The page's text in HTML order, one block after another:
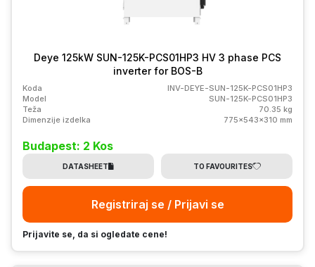
Deye 125kW SUN-125K-PCS01HP3 HV 3 phase PCS
inverter for BOS-B
Koda
INV-DEYE-SUN-125K-PCS01HP3
Model
SUN-125K-PCS01HP3
Teža
70.35 kg
Dimenzije izdelka
775x543x310 mm
Budapest: 2 Kos
DATASHEET TO FAVOURITES
Registriraj se / Prijavi se
Prijavite se, da si ogledate cene!